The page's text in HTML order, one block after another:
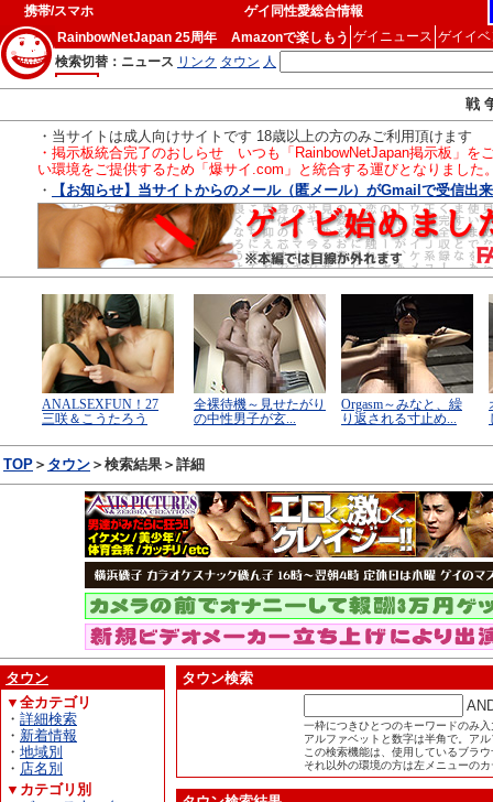
携帯/スマホ
ゲイ同性愛総合情報
RainbowNetJapan 25周年
Amazonで楽しもう ゲイニュース ゲイイ
戦
・当サイトは成人向けサイトです 18歳以上の方のみご利用頂けます
・掲示板統合完了のおしらせ いつも「RainbowNetJapan掲示板」を
い環境をご提供するため「爆サイ.com」と統合する運びとなりました
・
【お知らせ】当サイトからのメール（匿メール）がGmailで受信
TOP ＞ タウン ＞検索結果＞詳細
タウン
▼全カテゴリ
・ 詳細検索
・ 新着情報
・ 地域別
・ 店名別
▼カテゴリ別
タウン検索
一枠につきひとつのキーワードのみ
アルファベットと数字は半角で。ア
この検索機能は、使用しているブラ
それ以外の環境の方は左メニューの